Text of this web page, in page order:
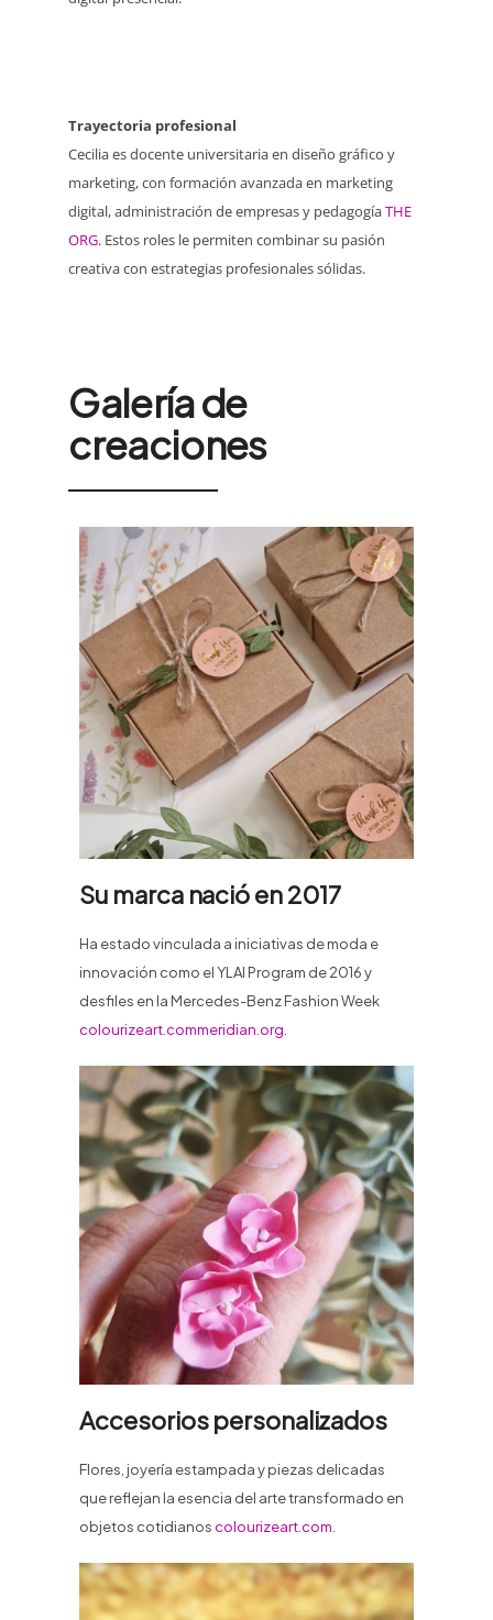
Trayectoria profesional
Cecilia es docente universitaria en diseño gráfico y
marketing, con formación avanzada en marketing
digital, administración de empresas y pedagogíaTHE
ORG. Estos roles le permiten combinar su pasión
creativa con estrategias profesionales sólidas.
Galería de
creaciones
Su marca nació en 2017
Ha estado vinculada a iniciativas de moda e
innovación como el YLAI Program de 2016 y
desfiles en la Mercedes-Benz Fashion Week
colourizeart.commeridian.org
Accesorios personalizados
Flores, joyería estampada y piezas delicadas
que reflejan la esencia del arte transformado en
objetos cotidianos colourizeart.com.